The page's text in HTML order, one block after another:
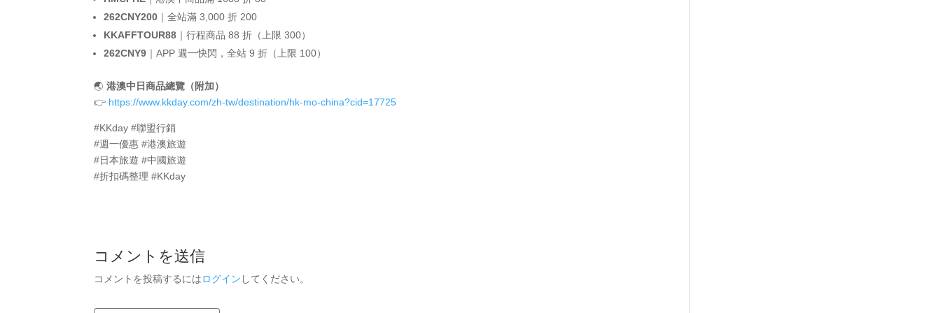
262CNY200 ｜全站滿 3,000 折 200
KKAFFTOUR88 ｜行程商品 88 折（上限 300）
262CNY9 ｜APP 週一快閃，全站 9 折（上限 100）
🌏港澳中日商品總覽（附加）
👉 https://www.kkday.com/zh-tw/destination/hk-mo-china?cid=17725
#KKday #聯盟行銷
#週一優惠 #港澳旅遊
#日本旅遊 #中國旅遊
#折扣碼整理 #KKday
コメントを送信
コメントを投稿するにはログイン してください。